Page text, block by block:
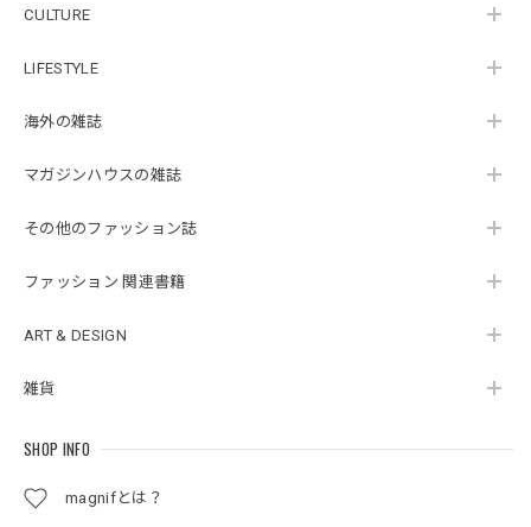
CULTURE
LIFESTYLE
海外の雑誌
マガジンハウスの雑誌
その他のファッション誌
ファッション 関連書籍
ART & DESIGN
雑貨
SHOP INFO
magnifとは？